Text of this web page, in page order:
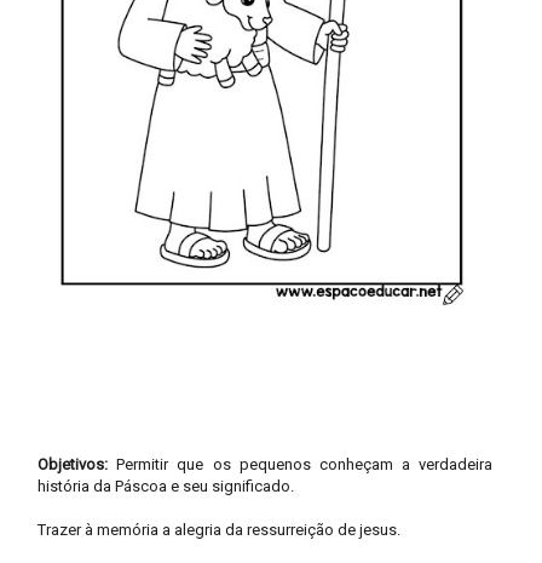
Objetivos:Permitir que os pequenos conheçam a verdadeira
história da Páscoa e seu significado.
Trazer à memória a alegria da ressurreição de jesus.